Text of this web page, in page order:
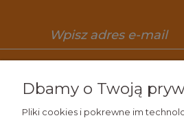
Dbamy o Twoją
Pliki cookies i pokrewne im